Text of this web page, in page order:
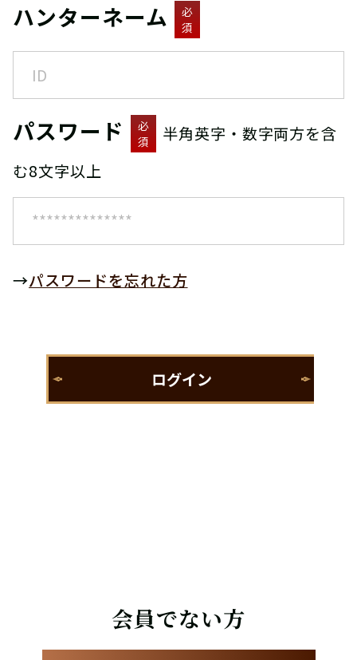
ハンターネーム
必
須
パスワード
必
須
半角英字・数字両方を含
む8文字以上
→パスワードを忘れた方
会員でない方